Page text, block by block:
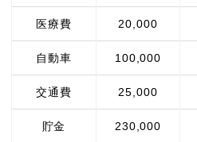
医療費 20,000
自動車 100,000
交通費 25,000
貯金 230,000